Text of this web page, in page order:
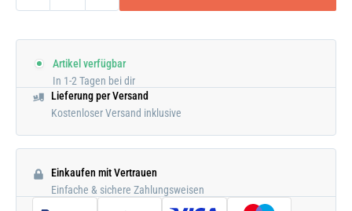
Artikel verfügbar
In 1-2 Tagen bei dir
Lieferung per Versand
Kostenloser Versand inklusive
Einkaufen mit Vertrauen
Einfache & sichere Zahlungsweisen